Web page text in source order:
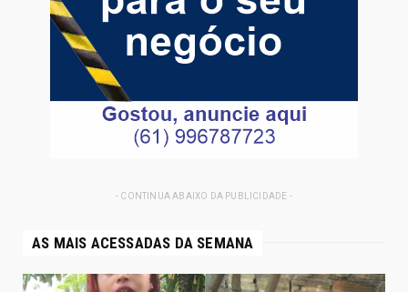
- CONTINUA ABAIXO DA PUBLICIDADE -
AS MAIS ACESSADAS DA SEMANA